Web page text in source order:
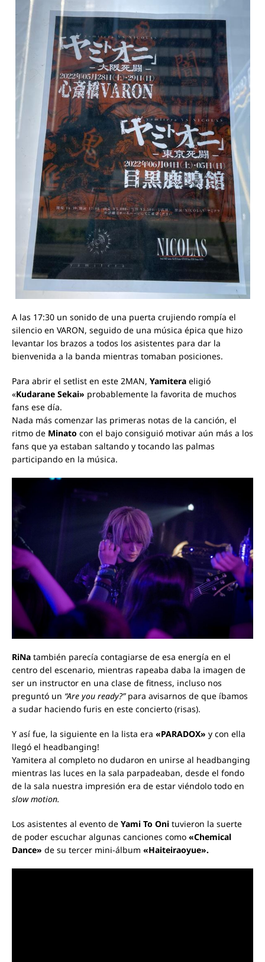
A las 17:30 un sonido de una puerta crujiendo rompía el
silencio en VARON, seguido de una música épica que hizo
levantar los brazos a todos los asistentes para dar la
bienvenida a la banda mientras tomaban posiciones.
Para abrir el setlist en este 2MAN, Yamitera eligió
«Kudarane Sekai» probablemente la favorita de muchos
fans ese día.
Nada más comenzar las primeras notas de la canción, el
ritmo de Minato con el bajo consiguió motivar aún más a los
fans que ya estaban saltando y tocando las palmas
participando en la música.
RiNa también parecía contagiarse de esa energía en el
centro del escenario, mientras rapeaba daba la imagen de
ser un instructor en una clase de fitness, incluso nos
preguntó un “Are you ready?”para avisarnos de que íbamos
a sudar haciendo furis en este concierto (risas).
Y así fue, la siguiente en la lista era «PARADOX» y con ella
llegó el headbanging!
Yamitera al completo no dudaron en unirse al headbanging
mientras las luces en la sala parpadeaban, desde el fondo
de la sala nuestra impresión era de estar viéndolo todo en
slow motion.
Los asistentes al evento de Yami To Oni tuvieron la suerte
de poder escuchar algunas canciones como «Chemical
Dance» de su tercer mini-álbum «Haiteiraoyue».